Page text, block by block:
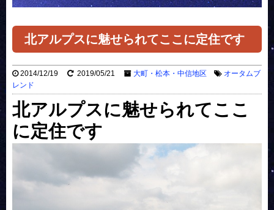
北アルプスに魅せられてここに定住です
2014/12/19 2019/05/21 大町・松本・中信地区
オータムブ
レンド
北アルプスに魅せられてここ
に定住です